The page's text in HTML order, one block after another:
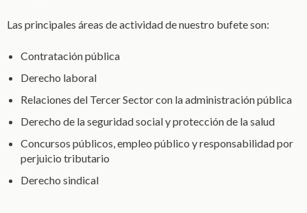
Las principales áreas de actividad de nuestro bufete son:
Contratación pública
Derecho laboral
Relaciones del Tercer Sector con la administración pública
Derecho de la seguridad social y protección de la salud
Concursos públicos, empleo público y responsabilidad por
perjuicio tributario
Derecho sindical